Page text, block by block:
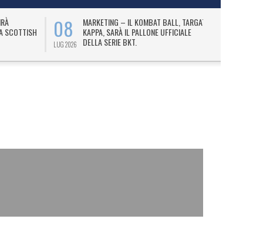
SCOTTISH
08
LUG 2026
MARKETING – IL KOMBAT BALL, TARGATO
KAPPA, SARÀ IL PALLONE UFFICIALE
DELLA SERIE BKT.